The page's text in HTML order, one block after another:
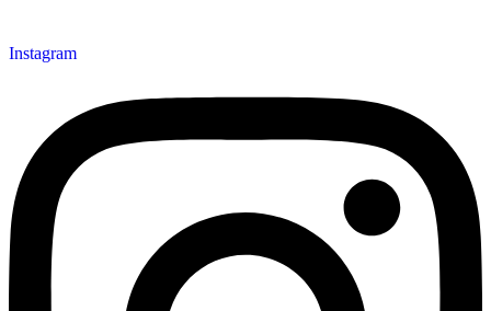
Instagram